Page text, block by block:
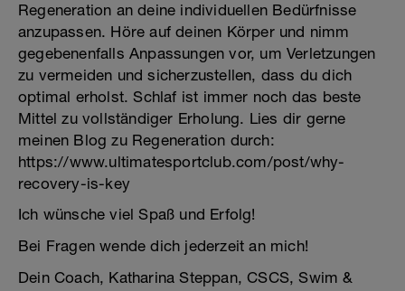
Regeneration an deine individuellen Bedürfnisse
anzupassen. Höre auf deinen Körper und nimm
gegebenenfalls Anpassungen vor, um Verletzungen
zu vermeiden und sicherzustellen, dass du dich
optimal erholst. Schlaf ist immer noch das beste
Mittel zu vollständiger Erholung. Lies dir gerne
meinen Blog zu Regeneration durch:
https://www.ultimatesportclub.com/post/why-
recovery-is-key
Ich wünsche viel Spaß und Erfolg!
Bei Fragen wende dich jederzeit an mich!
Dein Coach, Katharina Steppan, CSCS, Swim &